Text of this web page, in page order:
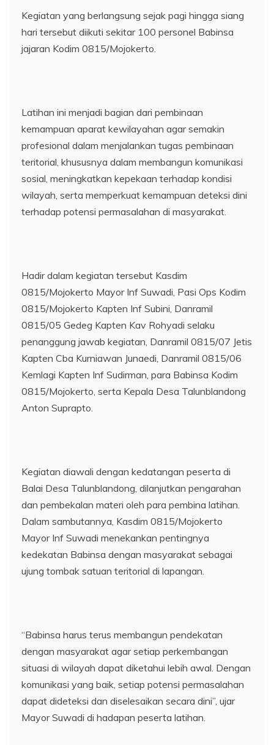
Kegiatan yang berlangsung sejak pagi hingga siang
hari tersebut diikuti sekitar 100 personel Babinsa
jajaran Kodim 0815/Mojokerto.
Latihan ini menjadi bagian dari pembinaan
kemampuan aparat kewilayahan agar semakin
profesional dalam menjalankan tugas pembinaan
teritorial, khususnya dalam membangun komunikasi
sosial, meningkatkan kepekaan terhadap kondisi
wilayah, serta memperkuat kemampuan deteksi dini
terhadap potensi permasalahan di masyarakat.
Hadir dalam kegiatan tersebut Kasdim
0815/Mojokerto Mayor Inf Suwadi, Pasi Ops Kodim
0815/Mojokerto Kapten Inf Subini, Danramil
0815/05 Gedeg Kapten Kav Rohyadi selaku
penanggung jawab kegiatan, Danramil 0815/07 Jetis
Kapten Cba Kurniawan Junaedi, Danramil 0815/06
Kemlagi Kapten Inf Sudirman, para Babinsa Kodim
0815/Mojokerto, serta Kepala Desa Talunblandong
Anton Suprapto.
Kegiatan diawali dengan kedatangan peserta di
Balai Desa Talunblandong, dilanjutkan pengarahan
dan pembekalan materi oleh para pembina latihan.
Dalam sambutannya, Kasdim 0815/Mojokerto
Mayor Inf Suwadi menekankan pentingnya
kedekatan Babinsa dengan masyarakat sebagai
ujung tombak satuan teritorial di lapangan.
“Babinsa harus terus membangun pendekatan
dengan masyarakat agar setiap perkembangan
situasi di wilayah dapat diketahui lebih awal. Dengan
komunikasi yang baik, setiap potensi permasalahan
dapat dideteksi dan diselesaikan secara dini”, ujar
Mayor Suwadi di hadapan peserta latihan.